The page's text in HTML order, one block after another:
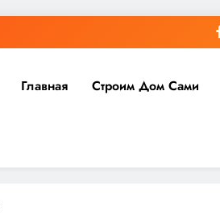
Главная Строим Дом Сами